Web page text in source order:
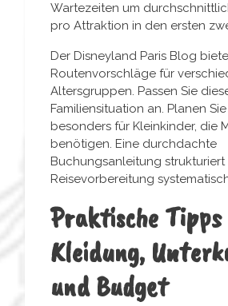
Wartezeiten um
pro Attraktion in den ersten
Der Disneyland Paris Blog
Routenvorschläge für
Altersgruppen. Passen Sie
Familiensituation an. Planen
besonders für Kleinkinder, die
benötigen. Eine durchdachte
Buchungsanleitung strukturiert
Reisevorbereitung
Praktische
Kleidung,
und Budget